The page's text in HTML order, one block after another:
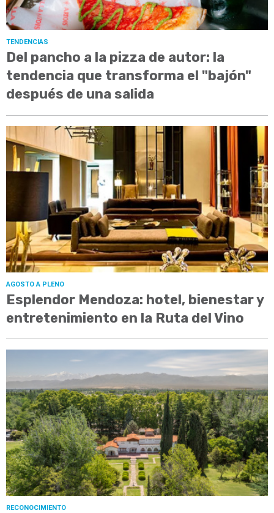
TENDENCIAS
Del pancho a la pizza de autor: la
tendencia que transforma el "bajón"
después de una salida
AGOSTO A PLENO
Esplendor Mendoza: hotel, bienestar y
entretenimiento en la Ruta del Vino
RECONOCIMIENTO